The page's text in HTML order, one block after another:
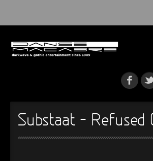
NEWS
Substaat – Refused